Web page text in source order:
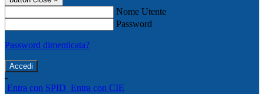
Nome Utente
Password
Password dimenticata?
-
Entra con SPID Entra con CIE